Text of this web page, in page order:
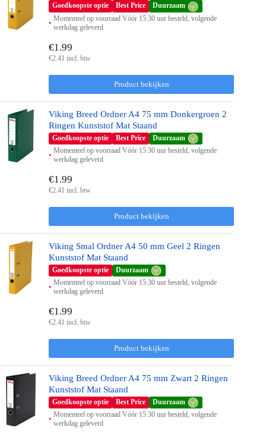
Goedkoopste optie Best Price
Duurzaam
Momenteel op voorraad Vóór 15:30 uur besteld, volgende
werkdag geleverd
Product bekijken
€1.99
€2.41 incl. btw
Viking Breed Ordner A4 75 mm Donkergroen 2
Ringen Kunststof Mat Staand
Goedkoopste optie Best Price
Duurzaam
Momenteel op voorraad Vóór 15:30 uur besteld, volgende
werkdag geleverd
Product bekijken
€1.99
€2.41 incl. btw
Viking Smal Ordner A4 50 mm Geel 2 Ringen
Kunststof Mat Staand
Goedkoopste optie
Duurzaam
Momenteel op voorraad Vóór 15:30 uur besteld, volgende
werkdag geleverd
Product bekijken
€1.99
€2.41 incl. btw
Viking Breed Ordner A4 75 mm Zwart 2 Ringen
Kunststof Mat Staand
Goedkoopste optie Best Price
Duurzaam
Momenteel op voorraad Vóór 15:30 uur besteld, volgende
werkdag geleverd